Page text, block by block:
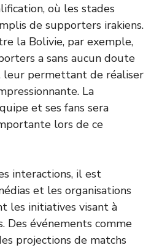
où les stades
de supporters irakiens.
la Bolivie, par exemple,
a sans aucun doute
leur permettant de réaliser
La
et ses fans sera
lors de ce
interactions, il est
et les organisations
les initiatives visant à
Des événements comme
projections de matchs